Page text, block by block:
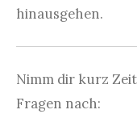
hinausgehen.
Nimm dir kurz
Fragen nach: